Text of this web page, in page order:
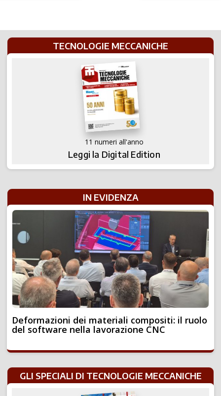
TECNOLOGIE MECCANICHE
11 numeri all'anno
Leggi la Digital Edition
IN EVIDENZA
Deformazioni dei materiali compositi: il ruolo
del software nella lavorazione CNC
GLI SPECIALI DI TECNOLOGIE MECCANICHE